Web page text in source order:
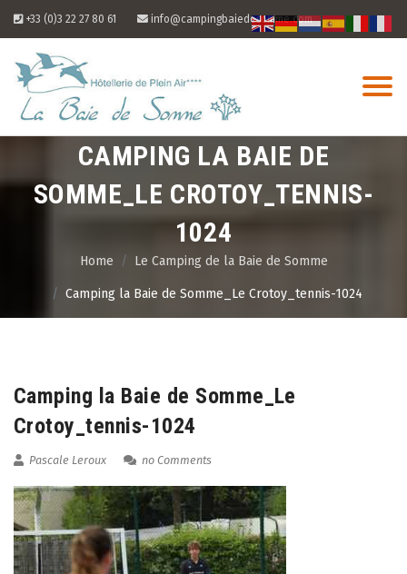
+33 (0)3 22 27 80 61 info@campingbaiedesomme.com
CAMPING LA BAIE DE
SOMME_LE CROTOY_TENNIS-
1024
Home Le Camping de la Baie de Somme
Camping la Baie de Somme_Le Crotoy_tennis-1024
Camping la Baie de Somme_Le
Crotoy_tennis-1024
Pascale Leroux no Comments